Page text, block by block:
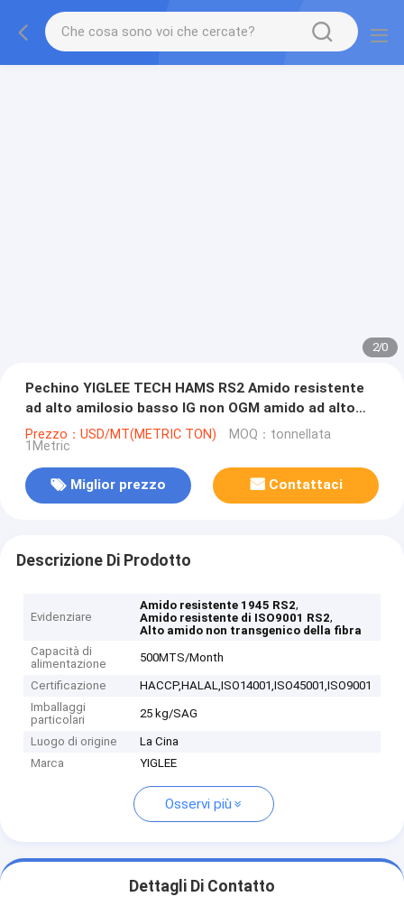
2/0
Pechino YIGLEE TECH HAMS RS2 Amido resistente
ad alto amilosio basso IG non OGM amido ad alto
contenuto di fibre
Prezzo：USD/MT(METRIC TON) MOQ：tonnellata
1Metric
Miglior prezzo Contattaci
Descrizione Di Prodotto
Evidenziare
Amido resistente 1945 RS2,
Amido resistente di ISO9001 RS2,
Alto amido non transgenico della fibra
Capacità di
alimentazione
500MTS/Month
Certificazione
HACCP,HALAL,ISO14001,ISO45001,ISO9001
Imballaggi
particolari
25 kg/SAG
Luogo di origine
La Cina
Marca
YIGLEE
Osservi più
Dettagli Di Contatto